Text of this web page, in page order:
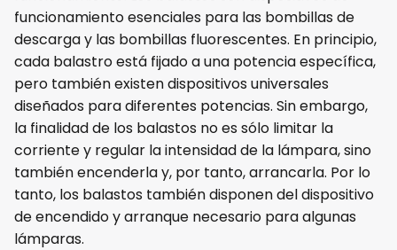
funcionamiento esenciales para las bombillas de
descarga y las bombillas fluorescentes. En principio,
cada balastro está fijado a una potencia específica,
pero también existen dispositivos universales
diseñados para diferentes potencias. Sin embargo,
la finalidad de los balastos no es sólo limitar la
corriente y regular la intensidad de la lámpara, sino
también encenderla y, por tanto, arrancarla. Por lo
tanto, los balastos también disponen del dispositivo
de encendido y arranque necesario para algunas
lámparas.